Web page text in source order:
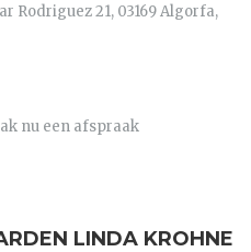
Rodriguez 21, 03169 Algorfa,
nu een afspraak
LINDA KROHNE